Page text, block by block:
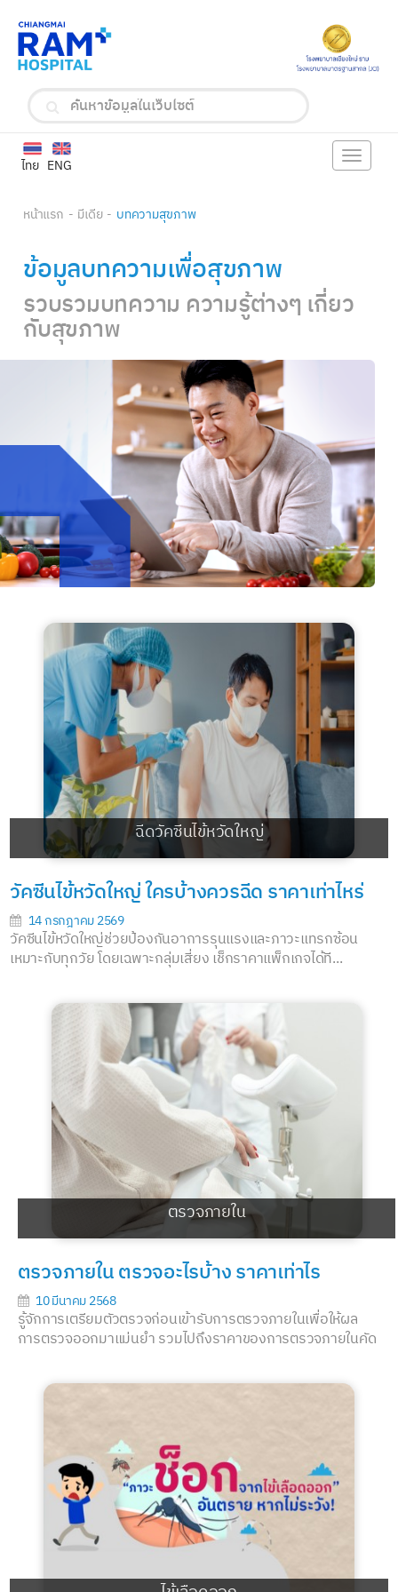
ENG
ไทย Toggle
หน้าแรก มีเดีย บทความสุขภาพ
ข้อมูลบทความเพื่อสุขภาพ
รวบรวมบทความ ความรู้ต่างๆ เกี่ยว
กับสุขภาพ
ฉีดวัคซีนไข้หวัดใหญ่
วัคซีนไข้หวัดใหญ่ ใครบ้างควรฉีด ราคาเท่าไหร่
14 กรกฎาคม 2569
วัคซีนไข้หวัดใหญ่ช่วยป้องกันอาการรุนแรงและภาวะแทรกซ้อน
เหมาะกับทุกวัย โดยเฉพาะกลุ่มเสี่ยง เช็กราคาแพ็กเกจได้ที...
ตรวจภายใน
ตรวจภายใน ตรวจอะไรบ้าง ราคาเท่าไร
10 มีนาคม 2568
รู้จักการเตรียมตัวตรวจก่อนเข้ารับการตรวจภายในเพื่อให้ผล
การตรวจออกมาแม่นยำ รวมไปถึงราคาของการตรวจภายในคัด